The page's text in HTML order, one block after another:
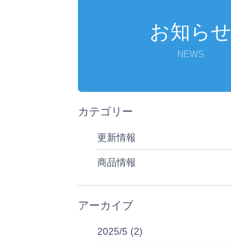
お知らせ
NEWS
カテゴリー
更新情報
商品情報
アーカイブ
2025/5 (2)